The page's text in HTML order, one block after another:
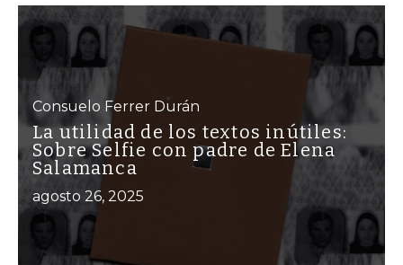
Consuelo Ferrer Durán
La utilidad de los textos inútiles:
Sobre Selfie con padre de Elena
Salamanca
agosto 26, 2025